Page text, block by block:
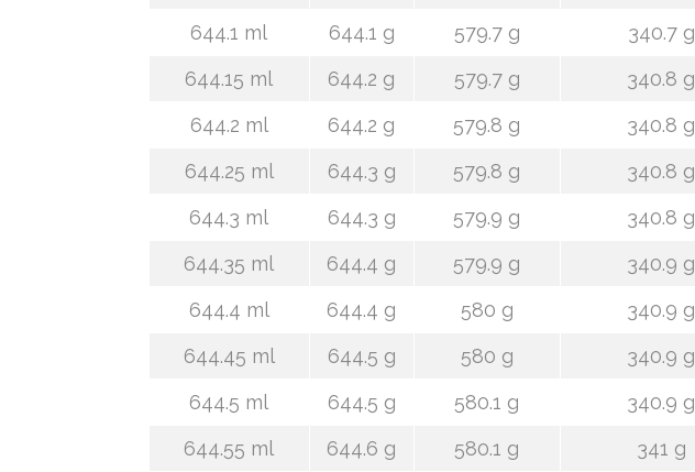
644.1 ml
644.1 g 579.7 g 340.7 g
644.15 ml
644.2 g 579.7 g 340.8 g
644.2 ml
644.2 g 579.8 g 340.8 g
644.25 ml
644.3 g 579.8 g 340.8 g
644.3 ml
644.3 g 579.9 g 340.8 g
644.35 ml
644.4 g 579.9 g 340.9 g
644.4 ml
644.4 g 580 g 340.9 g
644.45 ml
644.5 g 580 g 340.9 g
644.5 ml
644.5 g 580.1 g 340.9 g
644.55 ml
644.6 g 580.1 g 341 g